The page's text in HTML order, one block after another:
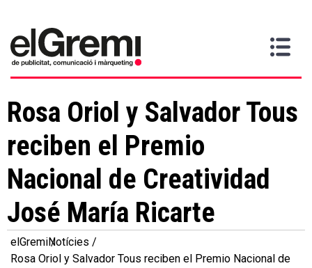
Inici
Gremi
>
Serveis
Contacta
Rosa Oriol y Salvador Tous
reciben el Premio
Nacional de Creatividad
José María Ricarte
elGremiNotícies
Rosa Oriol y Salvador Tous reciben el Premio Nacional de